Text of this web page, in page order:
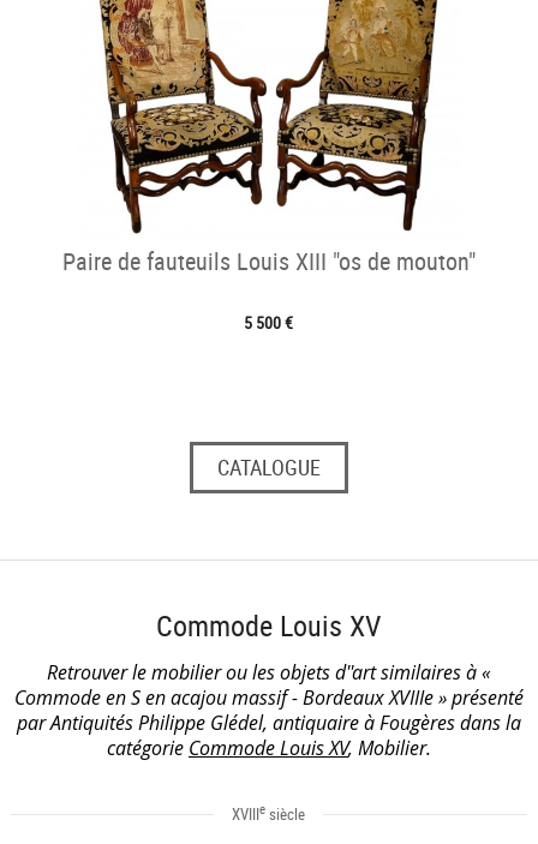
Paire de fauteuils Louis XIII "os de mouton"
5 500 €
CATALOGUE
Commode Louis XV
Retrouver le mobilier ou les objets d''art similaires à «
Commode en S en acajou massif - Bordeaux XVIIIe » présenté
par Antiquités Philippe Glédel, antiquaire à Fougères dans la
catégorie Commode Louis XV, Mobilier.
XVIIIe siècle